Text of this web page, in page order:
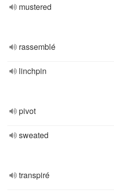
mustered
rassemblé
linchpin
pivot
sweated
transpiré